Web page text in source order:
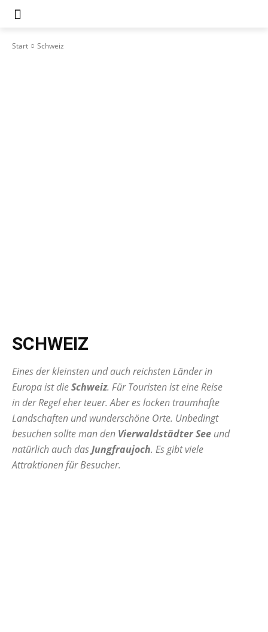
Start Schweiz
SCHWEIZ
Eines der kleinsten und auch reichsten Länder in
Europa ist dieSchweiz. Für Touristen ist eine Reise
in der Regel eher teuer. Aber es locken traumhafte
Landschaften und wunderschöne Orte. Unbedingt
besuchen sollte man den Vierwaldstädter See und
natürlich auch dasJungfraujoch. Es gibt viele
Attraktionen für Besucher.